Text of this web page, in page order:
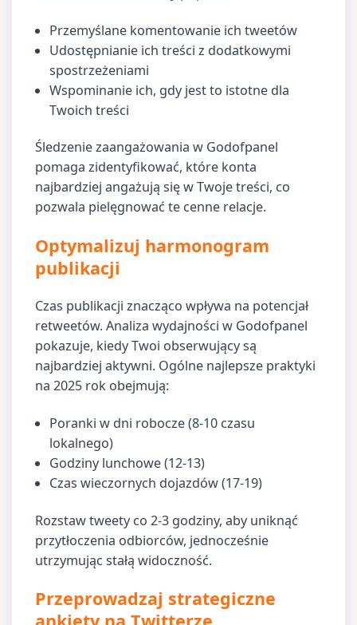
Przemyślane komentowanie ich tweetów
Udostępnianie ich treści z dodatkowymi
spostrzeżeniami
Wspominanie ich, gdy jest to istotne dla
Twoich treści
Śledzenie zaangażowania w Godofpanel
pomaga zidentyfikować, które konta
najbardziej angażują się w Twoje treści, co
pozwala pielęgnować te cenne relacje.
Optymalizuj harmonogram
publikacji
Czas publikacji znacząco wpływa na potencjał
retweetów. Analiza wydajności w Godofpanel
pokazuje, kiedy Twoi obserwujący są
najbardziej aktywni. Ogólne najlepsze praktyki
na 2025 rok obejmują:
Poranki w dni robocze (8-10 czasu
lokalnego)
Godziny lunchowe (12-13)
Czas wieczornych dojazdów (17-19)
Rozstaw tweety co 2-3 godziny, aby uniknąć
przytłoczenia odbiorców, jednocześnie
utrzymując stałą widoczność.
Przeprowadzaj strategiczne